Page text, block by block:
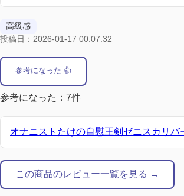
高級感
投稿日：2026-01-17 00:07:32
参考になった 👍
参考になった：7件
オナニストたけの自慰王剣ゼニスカリバ
この商品のレビュー一覧を見る →